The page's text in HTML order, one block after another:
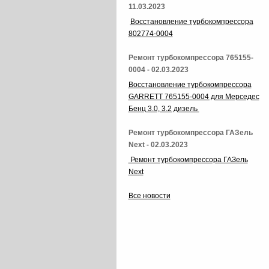
11.03.2023
Восстановление турбокомпрессора
802774-0004
Ремонт турбокомпрессора 765155-
0004 - 02.03.2023
Восстановление турбокомпрессора
GARRETT 765155-0004 для Мерседес
Бенц 3.0, 3.2 дизель
Ремонт турбокомпрессора ГАЗель
Next - 02.03.2023
Ремонт турбокомпрессора ГАЗель
Next
Все новости